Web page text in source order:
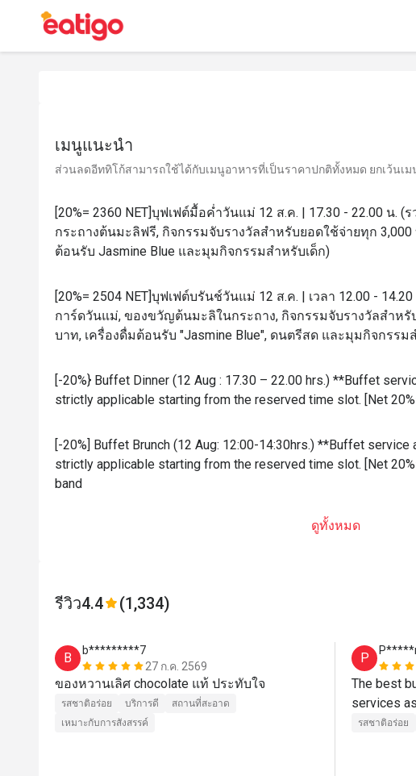
เมนูแนะนำ
ส่วนลดอีททิโก้สามารถใช้ได้กับเมนูอาหารที่เป็นราคาปกติทั้งหมด ยกเว้นเม
[20%= 2360 NET]บุฟเฟต์มื้อค่ำวันแม่ 12 ส.ค. | 17.30 - 22.00 น. (
กระถางต้นมะลิฟรี, กิจกรรมจับรางวัลสำหรับยอดใช้จ่ายทุก 3,000
ต้อนรับ Jasmine Blue และมุมกิจกรรมสำหรับเด็ก)
[20%= 2504 NET]บุฟเฟต์บรันช์วันแม่ 12 ส.ค. | เวลา 12.00 -
การ์ดวันแม่, ของขวัญต้นมะลิในกระถาง, กิจกรรมจับรางวัลสำหรั
บาท, เครื่องดื่มต้อนรับ "Jasmine Blue", ดนตรีสด และมุมกิจกรรม
[-20%} Buffet Dinner (12 Aug : 17.30 – 22.00 hrs.) **Buffet
strictly applicable starting from the reserved time slot. [Net
[-20%] Buffet Brunch (12 Aug: 12:00-14:30hrs.) **Buffet service
strictly applicable starting from the reserved time slot. [Net
band
ดูทั้งหมด
รีวิว4.4 (1,334)
B
b*********7
27 ก.ค. 2569
ของหวานเลิศ chocolate แท้ ประทับใจ
รสชาติอร่อย บริการดี
สถานที่สะอาด
เหมาะกับการสังสรรค์
P
The best
รสชาติอร่อย